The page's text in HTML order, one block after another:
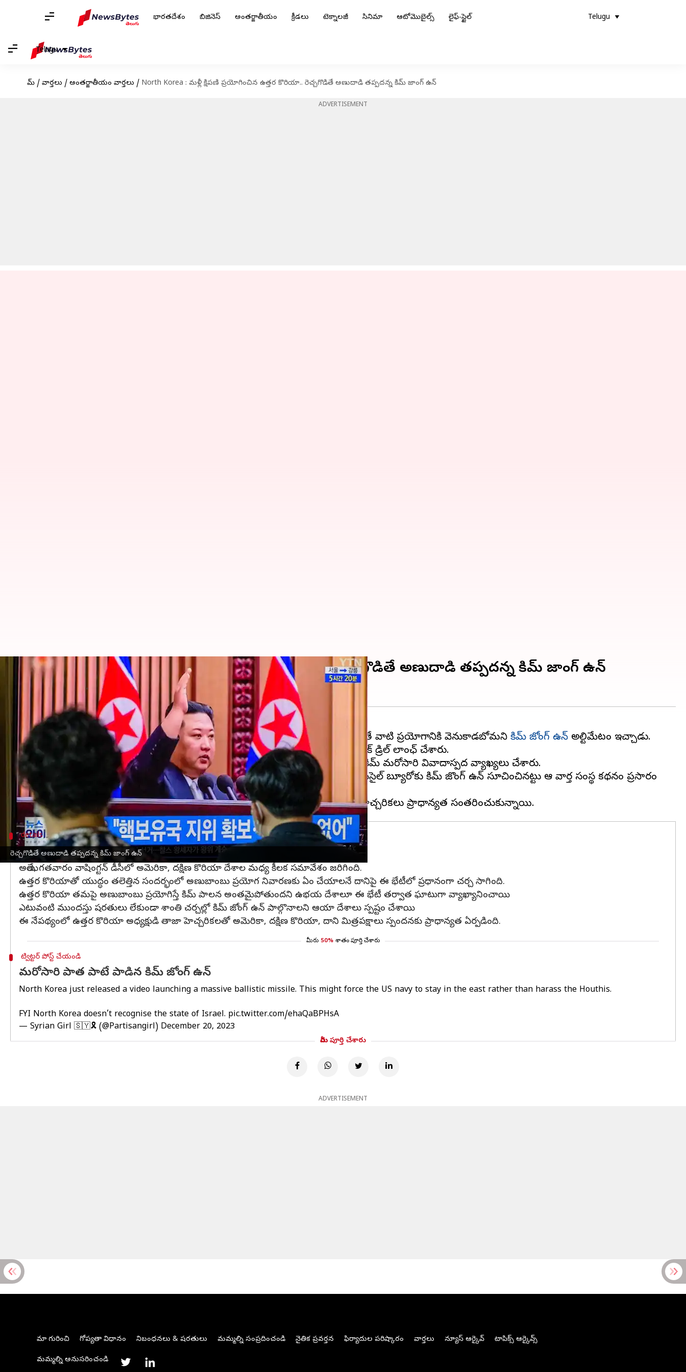
భారతదేశం బిజినెస్ అంతర్జాతీయం క్రీడలు టెక్నాలజీ సినిమా ఆటోమొబైల్స్ లైఫ్-స్టైల్ Telugu
Telugu
హోమ్ / వార్తలు / అంతర్జాతీయం వార్తలు / North Korea : మళ్లీ క్షిపణి ప్రయోగించిన ఉత్తర కొరియా.. రెచ్చగొడితే అణుదాడి తప్పదన్న కిమ్ జాంగ్ ఉన్
ADVERTISEMENT
రెచ్చగొడితే అణుదాడి తప్పదన్న కిమ్ జాంగ్ ఉన్
North Korea : మళ్లీ క్షిపణి ప్రయోగించిన ఉత్తర కొరియా.. రెచ్చగొడితే అణుదాడి తప్పదన్న కిమ్ జాంగ్ ఉన్
Dec 21, 2023 01:50 pm
ఈ వార్తాకథనం ఏంటి
ఉత్తరకొరియా మరోసారి క్షిపణ పరీక్షలు చేపట్టింది. ఈ మేరకు తమను అణుదాడితో రెచ్చగొడితే వాటి ప్రయోగానికి వెనుకాడబోమని కిమ్ జోంగ్ ఉన్ అల్టిమేటం ఇచ్చాడు.
ఈ మేరకు ఇవాళ మిసైల్ బ్యూరో ఆధ్వర్యంలో ఖండాంతర బాలిస్టిక్ మిసైల్ క్షిపణి(icbm) మాక్ డ్రిల్ లాంఛ్ చేశారు.
ఈ సందర్భంగా సైనికులతో కలిసి నిర్వహించిన మాక్ డ్రిల్‌ కార్యక్రమంలో పాల్గొన్న అధ్యక్షుడు కిమ్ మరోసారి వివాదాస్పద వ్యాఖ్యలు చేశారు.
ప్రత్యర్థులు అణుబాంబులతో రెచ్చగొడితే, తాము సైతం అణు బాంబులను ప్రయోగించాలని మిసైల్ బ్యూరోకు కిమ్ జొంగ్ ఉన్ సూచించినట్టు ఆ వార్త సంస్థ కథనం ప్రసారం
చేసింది.
చర్చల్లో పాల్గొనాలంటూదక్షిణ కొరియా
details
గత వారమే ఆ దేశాల మధ్య కీలక సమావేశం
అయితే, గతవారం వాషింగ్టన్ డీసీలో అమెరికా, దక్షిణ కొరియా దేశాల మధ్య కీలక సమావేశం జరిగింది.
ఉత్తర కొరియాతో యుద్ధం తలెత్తిన సందర్భంలో అణుబాంబు ప్రయోగ నివారణకు ఏం చేయాలనే దానిపై ఈ భేటీలో ప్రధానంగా చర్చ సాగింది.
ఉత్తర కొరియా తమపై అణుబాంబు ప్రయోగిస్తే కిమ్ పాలన అంతమైపోతుందని ఉభయ దేశాలూ ఈ భేటీ తర్వాత ఘాటుగా వ్యాఖ్యానించాయి.
ఎటువంటి ముందస్తు షరతులు లేకుండా శాంతి చర్చల్లో కిమ్ జోంగ్ ఉన్ పాల్గొనాలని ఆయా దేశాలు స్పష్టం చేశాయి.
ఈ నేపథ్యంలో ఉత్తర కొరియా అధ్యక్షుడి తాజా హెచ్చరికలతో అమెరికా, దక్షిణ కొరియా, దాని మిత్రపక్షాలు స్పందనకు ప్రాధాన్యత ఏర్పడింది.
మీరు 50% శాతం పూర్తి చేశారు
ట్విట్టర్ పోస్ట్ చేయండి
మరోసారి పాత పాటే పాడిన కిమ్ జోంగ్ ఉన్
North Korea just released a video launching a massive ballistic missile. This might force the US navy to stay in the east rather than harass the Houthis.
FYI North Korea doesn’t recognise the state of Israel. pic.twitter.com/ehaQaBPHsA
— Syrian Girl 🇸🇾🎗 (@Partisangirl) December 20, 2023
మీరు పూర్తి చేశారు
ADVERTISEMENT
మా గురించి గోప్యతా విధానం నిబంధనలు & షరతులు మమ్మల్ని సంప్రదించండి నైతిక ప్రవర్తన ఫిర్యాదుల పరిష్కారం వార్తలు న్యూస్ ఆర్కైవ్ టాపిక్స్ ఆర్కైవ్స్
మమ్మల్ని అనుసరించండి